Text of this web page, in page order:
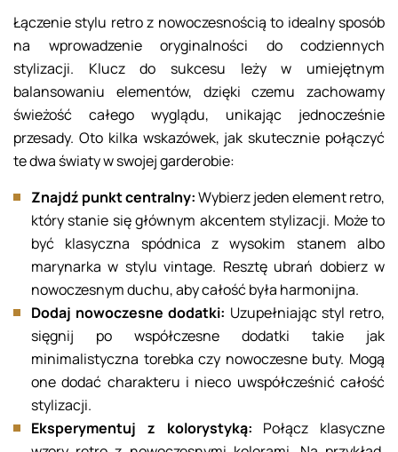
Łączenie stylu retro z nowoczesnością to idealny sposób
na wprowadzenie oryginalności do codziennych
stylizacji. Klucz do sukcesu leży w umiejętnym
balansowaniu elementów, dzięki czemu zachowamy
świeżość całego wyglądu, unikając jednocześnie
przesady. Oto kilka wskazówek, jak skutecznie połączyć
te dwa światy w swojej garderobie:
Znajdź punkt centralny:Wybierz jeden element retro,
który stanie się głównym akcentem stylizacji. Może to
być klasyczna spódnica z wysokim stanem albo
marynarka w stylu vintage. Resztę ubrań dobierz w
nowoczesnym duchu, aby całość była harmonijna.
Dodaj nowoczesne dodatki: Uzupełniając styl retro,
sięgnij po współczesne dodatki takie jak
minimalistyczna torebka czy nowoczesne buty. Mogą
one dodać charakteru i nieco uwspółcześnić całość
stylizacji.
Eksperymentuj z kolorystyką: Połącz klasyczne